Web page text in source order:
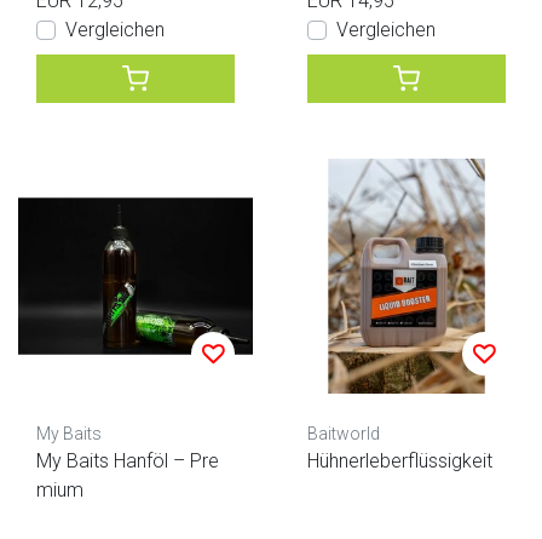
Vergleichen
Vergleichen
My Baits
My Baits Hanföl – Pre
mium
Baitworld
Hühnerleberflüssigkeit